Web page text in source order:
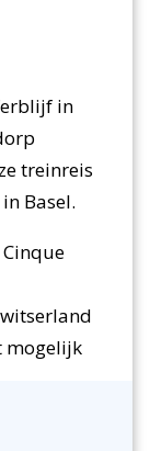
in
treinreis
Basel.
mogelijk